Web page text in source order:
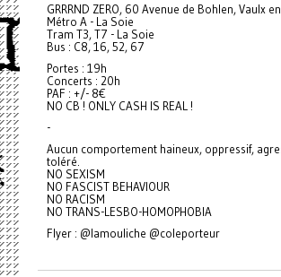
GRRRND ZERO, 60 Avenue de Bohlen, Vaulx
Métro A - La Soie
Tram T3, T7 - La Soie
Bus : C8, 16, 52, 67
Portes : 19h
Concerts : 20h
PAF : +/- 8€
NO CB ! ONLY CASH IS REAL !
-
Aucun comportement haineux, oppressif,
toléré.
NO SEXISM
NO FASCIST BEHAVIOUR
NO RACISM
NO TRANS-LESBO-HOMOPHOBIA
Flyer : @lamouliche @coleporteur